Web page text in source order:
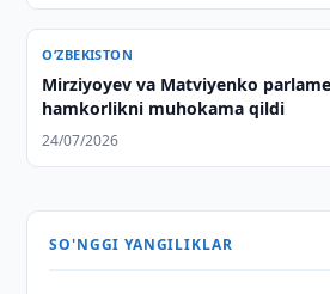
O‘ZBEKISTON
Mirziyoyev va Matviyenko
hamkorlikni muhokama qildi
24/07/2026
SO'NGGI YANGILIKLAR